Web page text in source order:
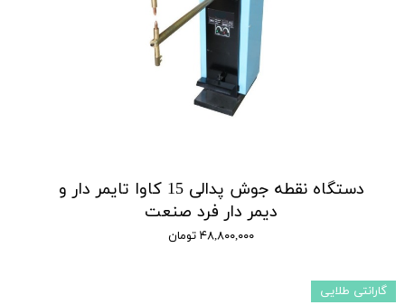
دستگاه نقطه جوش پدالی 15 کاوا تایمر دار و
دیمر دار فرد صنعت
۴۸,۸۰۰,۰۰۰ تومان
گارانتی طلایی